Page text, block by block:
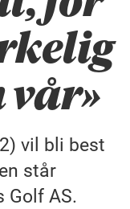
vår»
vil bli best
står
Golf AS.